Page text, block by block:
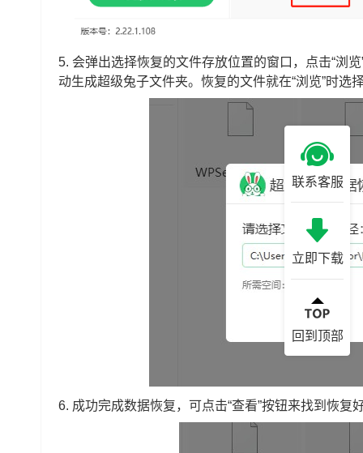
5. 会弹出选择恢复的文件存放位置的窗口，点击“浏
动生成超级兔子文件夹。恢复的文件就在“浏览”时选
6. 成功完成数据恢复，可点击“查看”按钮来找到恢复
联系客服
立即下载
回到顶部